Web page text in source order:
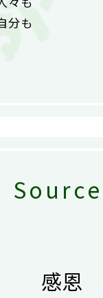
分も
感恩